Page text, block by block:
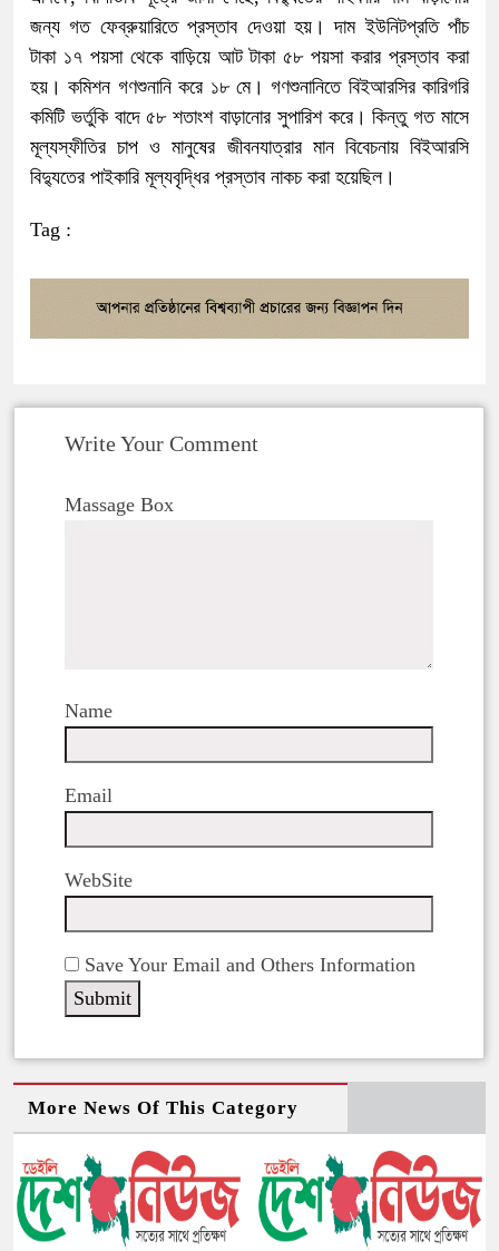
জন্য গত ফেব্রুয়ারিতে প্রস্তাব দেওয়া হয়। দাম ইউনিটপ্রতি পাঁচ
টাকা ১৭ পয়সা থেকে বাড়িয়ে আট টাকা ৫৮ পয়সা করার প্রস্তাব করা
হয়। কমিশন গণশুনানি করে ১৮ মে। গণশুনানিতে বিইআরসির কারিগরি
কমিটি ভর্তুকি বাদে ৫৮ শতাংশ বাড়ানোর সুপারিশ করে। কিন্তু গত মাসে
মূল্যস্ফীতির চাপ ও মানুষের জীবনযাত্রার মান বিবেচনায় বিইআরসি
বিদ্যুতের পাইকারি মূল্যবৃদ্ধির প্রস্তাব নাকচ করা হয়েছিল।
Tag :
Write Your Comment
Massage Box
Name
Email
WebSite
Save Your Email and Others Information
More News Of This Category